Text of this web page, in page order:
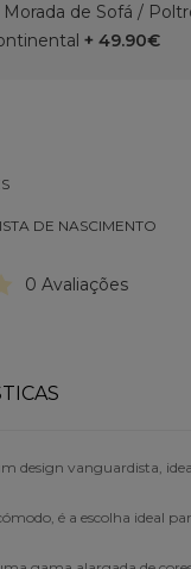
de Sofá /
+ 49.90€
DE NASCIMENTO
0 Avaliações
design vanguardista,
é a escolha ideal